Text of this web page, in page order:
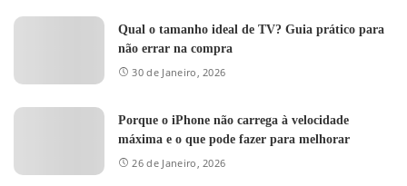
Qual o tamanho ideal de TV? Guia prático para
não errar na compra
30 de Janeiro, 2026
Porque o iPhone não carrega à velocidade
máxima e o que pode fazer para melhorar
26 de Janeiro, 2026